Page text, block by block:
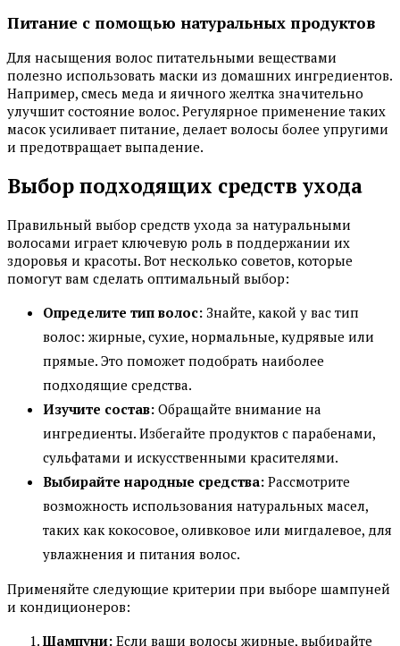
Питание с помощью натуральных продуктов
Для насыщения волос питательными веществами
полезно использовать маски из домашних ингредиентов.
Например, смесь меда и яичного желтка значительно
улучшит состояние волос. Регулярное применение таких
масок усиливает питание, делает волосы более упругими
и предотвращает выпадение.
Выбор подходящих средств ухода
Правильный выбор средств ухода за натуральными
волосами играет ключевую роль в поддержании их
здоровья и красоты. Вот несколько советов, которые
помогут вам сделать оптимальный выбор:
Определите тип волос: Знайте, какой у вас тип
волос: жирные, сухие, нормальные, кудрявые или
прямые. Это поможет подобрать наиболее
подходящие средства.
Изучите состав: Обращайте внимание на
ингредиенты. Избегайте продуктов с парабенами,
сульфатами и искусственными красителями.
Выбирайте народные средства: Рассмотрите
возможность использования натуральных масел,
таких как кокосовое, оливковое или мигдалевое, для
увлажнения и питания волос.
Применяйте следующие критерии при выборе шампуней
и кондиционеров:
Шампуни: Если ваши волосы жирные, выбирайте